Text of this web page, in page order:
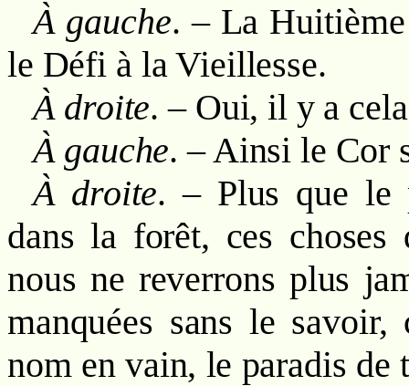
À gauche. – La
le Défi à la Vieillesse.
À droite. – Oui, il y a
À gauche. – Ainsi le Cor
À droite. – Plus que le
dans la forêt, ces choses
nous ne reverrons plus
manquées sans le
nom en vain, le paradis de